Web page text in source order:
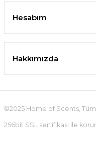
Hesabım
Hakkımızda
©2025 Home of Scents, Tüm
256bit SSL sertifikası ile